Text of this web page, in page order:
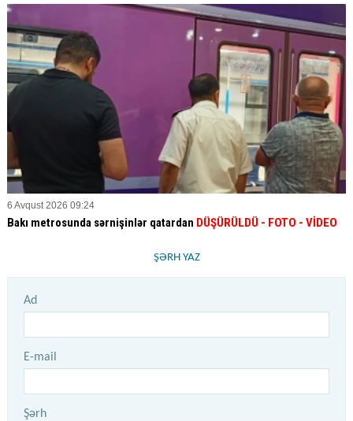
6 Avqust 2026 09:24
Bakı metrosunda sərnişinlər qatardan DÜŞÜRÜLDÜ - FOTO - VİDEO
ŞƏRH YAZ
Ad
E-mail
Şərh